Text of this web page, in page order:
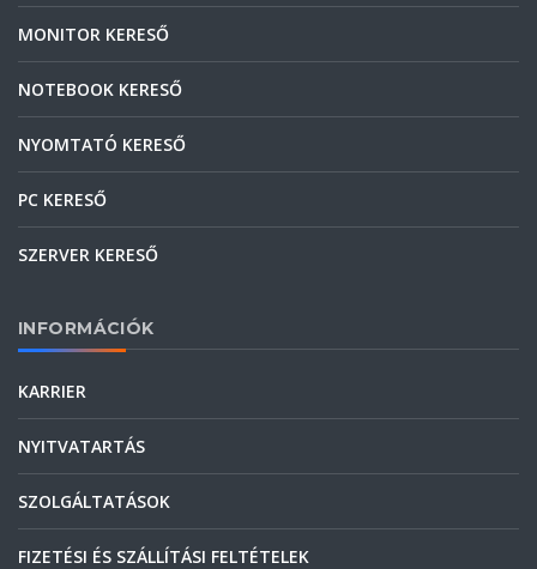
MONITOR KERESŐ
NOTEBOOK KERESŐ
NYOMTATÓ KERESŐ
PC KERESŐ
SZERVER KERESŐ
INFORMÁCIÓK
KARRIER
NYITVATARTÁS
SZOLGÁLTATÁSOK
FIZETÉSI ÉS SZÁLLÍTÁSI FELTÉTELEK